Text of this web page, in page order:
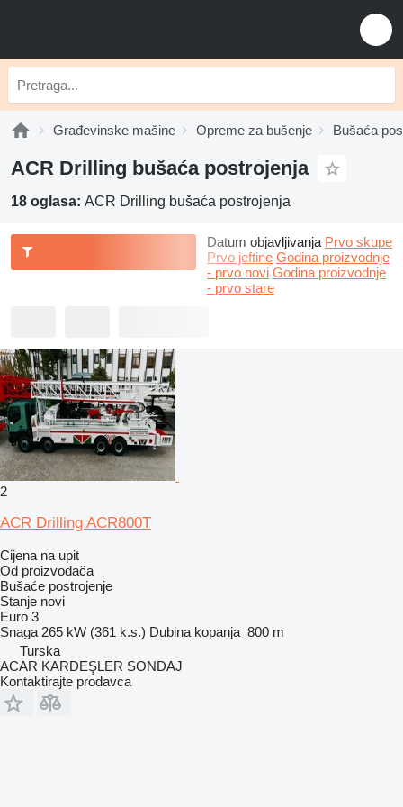
Građevinske mašine Opreme za bušenje Bušaća
ACR Drilling bušaća postrojenja
18 oglasa: ACR Drilling bušaća postrojenja
Datum objavljivanja Prvo skupe
Prvo jeftine Godina proizvodnje
- prvo novi Godina proizvodnje
- prvo stare
2
ACR Drilling ACR800T
Cijena na upit
Od proizvođača
Bušaće postrojenje
Stanje novi
Euro 3
Snaga 265 kW (361 k.s.) Dubina kopanja 800 m
Turska
ACAR KARDEŞLER SONDAJ
Kontaktirajte prodavca